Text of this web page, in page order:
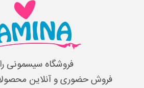
فروشگاه سیسمونی
فروش حضوری و آنلاین